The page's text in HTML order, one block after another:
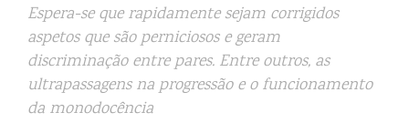
Espera-se que rapidamente sejam corrigidos
aspetos que são perniciosos e geram
discriminação entre pares. Entre outros, as
ultrapassagens na progressão e o funcionamento
da monodocência